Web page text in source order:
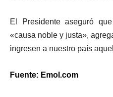
El Presidente aseguró
«causa noble y justa»,
ingresen a nuestro país
Fuente: Emol.com